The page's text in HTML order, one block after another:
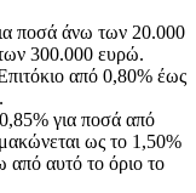
ποσά άνω των 20.000
300.000 ευρώ.
από 0,80% έως
για ποσά από
ως το 1,50%
αυτό το όριο το